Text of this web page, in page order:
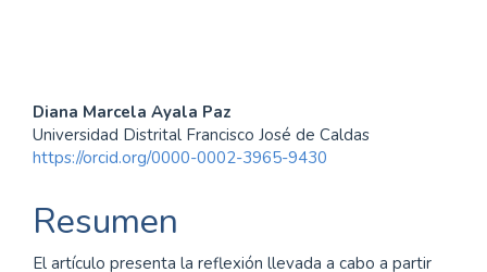
Contenido
principal
del
artículo
Diana Marcela Ayala Paz
Universidad Distrital Francisco José de Caldas
https://orcid.org/0000-0002-3965-9430
Resumen
El artículo presenta la reflexión llevada a cabo a partir